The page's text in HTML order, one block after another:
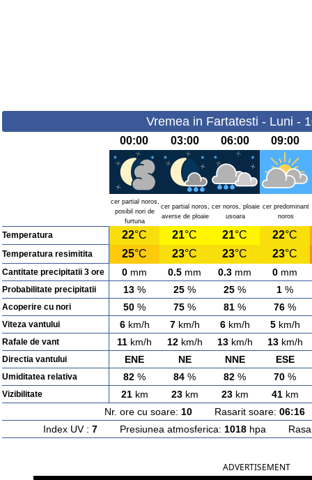
Vremea in Fartatesti - Luni -
00:00 03:00 06:00 09:00
cer partial noros,
posibil nori de
furtuna
cer partial noros,
averse de ploaie
cer noros, ploaie
usoara
cer predominant
noros
Temperatura 22°C 21°C 21°C 22°C
Temperatura resimitita 25°C 23°C 23°C 23°C
Cantitate precipitatii 3 ore 0 mm 0.5 mm 0.3 mm 0 mm
Probabilitate precipitatii 13 % 25 % 25 % 1 %
Acoperire cu nori 50 % 75 % 81 % 76 %
Viteza vantului 6km/h 7km/h 6km/h 5km/h
Rafale de vant 11 km/h 12km/h 13km/h 13km/h
Directia vantului ENE NE NNE ESE
Umiditatea relativa 82 % 84 % 82 % 70 %
Vizibilitate 21km 23km 23km 41km
Nr. ore cu soare: 10Rasarit soare: 06:16
Index UV : 7Presiunea atmosferica: 1018hpa
ADVERTISEMENT